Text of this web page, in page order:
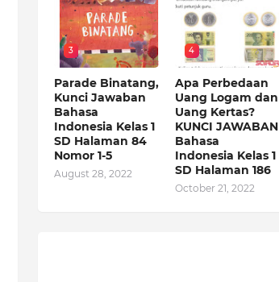
3
Parade Binatang,
Kunci Jawaban
Bahasa
Indonesia Kelas 1
SD Halaman 84
Nomor 1-5
August 28, 2022
4
Apa Perbedaan
Uang Logam dan
Uang Kertas?
KUNCI JAWABAN
Bahasa
Indonesia Kelas 1
SD Halaman 186
October 21, 2022